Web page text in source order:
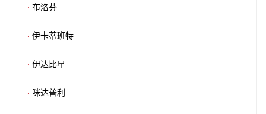
· 布洛芬
· 伊卡蒂班特
· 伊达比星
· 咪达普利